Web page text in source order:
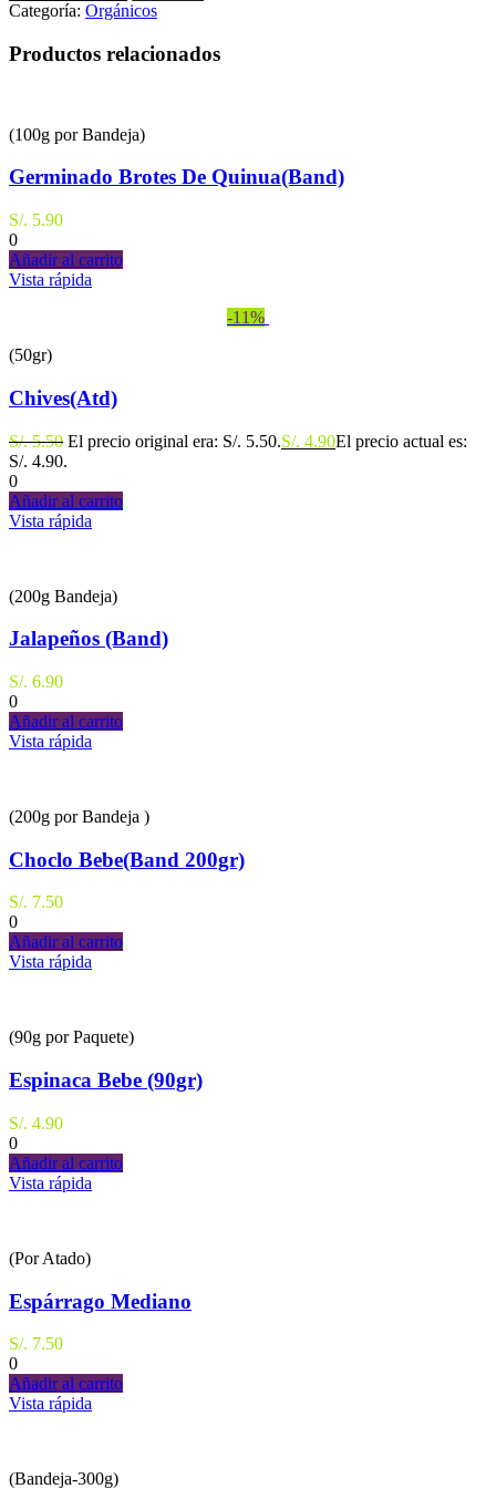
Categoría: Orgánicos
Productos relacionados
(100g por Bandeja)
Germinado Brotes De Quinua(Band)
S/. 5.90
0
Añadir al carrito
Vista rápida
-11%
(50gr)
Chives(Atd)
S/.5.50 El precio original era: S/. 5.50.S/. 4.90El precio actual es:
S/. 4.90.
0
Añadir al carrito
Vista rápida
(200g Bandeja)
Jalapeños (Band)
S/. 6.90
0
Añadir al carrito
Vista rápida
(200g por Bandeja )
Choclo Bebe(Band 200gr)
S/. 7.50
0
Añadir al carrito
Vista rápida
(90g por Paquete)
Espinaca Bebe (90gr)
S/. 4.90
0
Añadir al carrito
Vista rápida
(Por Atado)
Espárrago Mediano
S/. 7.50
0
Añadir al carrito
Vista rápida
(Bandeja-300g)